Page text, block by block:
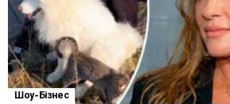
Шоу-Бізнес